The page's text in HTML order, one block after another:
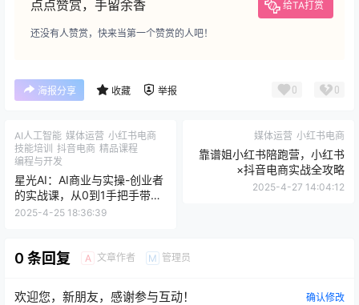
点点赞赏，手留余香 给TA打赏
还没有人赞赏，快来当第一个赞赏的人吧！
海报分享 收藏 举报 0 0
AI人工智能 媒体运营 小红书电商
技能培训 抖音电商 精品课程
编程与开发
星光AI：AI商业与实操-创业者
的实战课，从0到1手把手带你
玩转AI商业变现
2025-4-25 18:36:39
媒体运营 小红书电商
靠谱姐小红书陪跑营，小红书
×抖音电商实战全攻略
2025-4-27 14:04:12
0 条回复 A 文章作者 M 管理员
欢迎您，新朋友，感谢参与互动！ 确认修改